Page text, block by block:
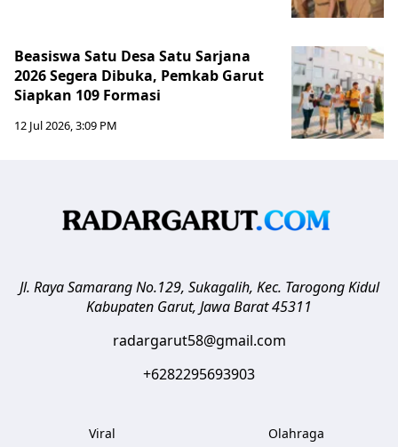
Beasiswa Satu Desa Satu Sarjana
2026 Segera Dibuka, Pemkab Garut
Siapkan 109 Formasi
12 Jul 2026, 3:09 PM
Jl. Raya Samarang No.129, Sukagalih, Kec. Tarogong Kidul
Kabupaten Garut, Jawa Barat45311
radargarut58@gmail.com
+6282295693903
Viral Olahraga